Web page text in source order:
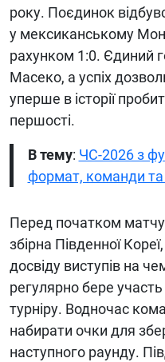
року. Поєдинок
у мексиканському
рахунком 1:0. Єдиний
Масеко, а успіх
уперше в історії
першості.
В тему: ЧС-2026 з
формат, команди
Перед початком
збірна Південної
досвіду виступів на
регулярно бере
турніру. Водночас
набирати очки для
наступного раунду.